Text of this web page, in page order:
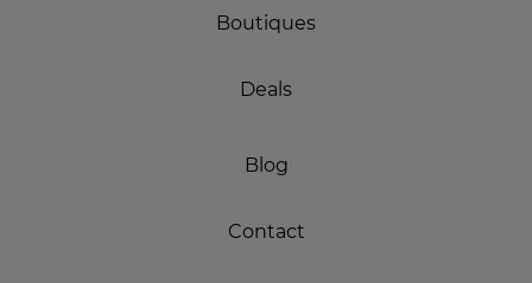
Boutiques
Deals
Blog
Contact